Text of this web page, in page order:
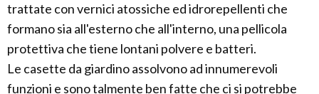
trattate con vernici atossiche ed idrorepellenti che
formano sia all'esterno che all'interno, una pellicola
protettiva che tiene lontani polvere e batteri.
Le casette da giardino assolvono ad innumerevoli
funzioni e sono talmente ben fatte che ci si potrebbe